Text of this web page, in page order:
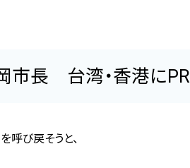
市長 台湾・香港にPR
び戻そうと、